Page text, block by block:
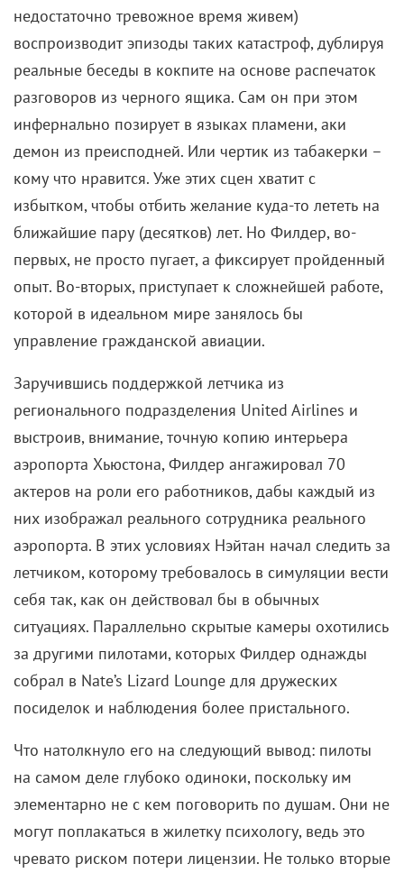
недостаточно тревожное время живем)
воспроизводит эпизоды таких катастроф, дублируя
реальные беседы в кокпите на основе распечаток
разговоров из черного ящика. Сам он при этом
инфернально позирует в языках пламени, аки
демон из преисподней. Или чертик из табакерки –
кому что нравится. Уже этих сцен хватит с
избытком, чтобы отбить желание куда-то лететь на
ближайшие пару (десятков) лет. Но Филдер, во-
первых, не просто пугает, а фиксирует пройденный
опыт. Во-вторых, приступает к сложнейшей работе,
которой в идеальном мире занялось бы
управление гражданской авиации.
Заручившись поддержкой летчика из
регионального подразделения United Airlines и
выстроив, внимание, точную копию интерьера
аэропорта Хьюстона, Филдер ангажировал 70
актеров на роли его работников, дабы каждый из
них изображал реального сотрудника реального
аэропорта. В этих условиях Нэйтан начал следить за
летчиком, которому требовалось в симуляции вести
себя так, как он действовал бы в обычных
ситуациях. Параллельно скрытые камеры охотились
за другими пилотами, которых Филдер однажды
собрал в Nate’s Lizard Lounge для дружеских
посиделок и наблюдения более пристального.
Что натолкнуло его на следующий вывод: пилоты
на самом деле глубоко одиноки, поскольку им
элементарно не с кем поговорить по душам. Они не
могут поплакаться в жилетку психологу, ведь это
чревато риском потери лицензии. Не только вторые